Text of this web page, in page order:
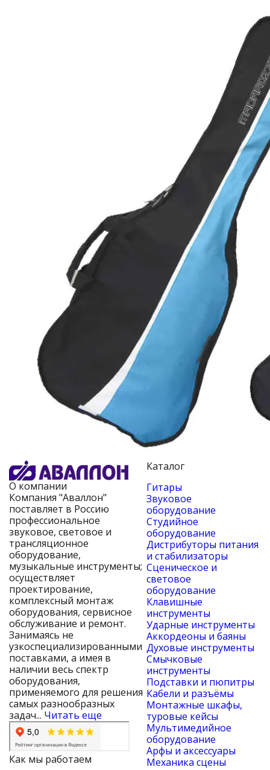
О компании
Компания "Аваллон"
поставляет в Россию
профессиональное
звуковое, световое и
трансляционное
оборудование,
музыкальные инструменты;
осуществляет
проектирование,
комплексный монтаж
оборудования, сервисное
обслуживание и ремонт.
Занимаясь не
узкоспециализированными
поставками, а имея в
наличии весь спектр
оборудования,
применяемого для решения
самых разнообразных
задач... Читать еще
Как мы работаем
Каталог
Гитары
Звуковое
оборудование
Студийное
оборудование
Дистрибуторы питания
и стабилизаторы
Сценическое и
световое
оборудование
Клавишные
инструменты
Ударные инструменты
Аккордеоны и баяны
Духовые инструменты
Смычковые
инструменты
Подставки и пюпитры
Кабели и разъёмы
Монтажные шкафы,
туровые кейсы
Мультимедийное
оборудование
Арфы и аксессуары
Механика сцены